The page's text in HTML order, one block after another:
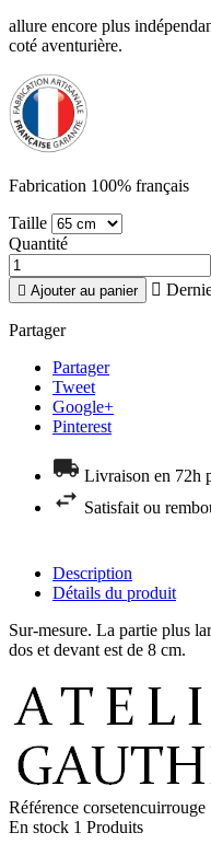
allure encore plus
coté aventurière.
Fabrication 100% français
Taille
Quantité
 Ajouter au panier 
Partager
Partager
Tweet
Google+
Pinterest
Livraison en 72h
Satisfait ou
Description
Détails du produit
Sur-mesure. La partie plus
dos et devant est de 8 cm.
Référence corsetencuirrouge
En stock 1 Produits